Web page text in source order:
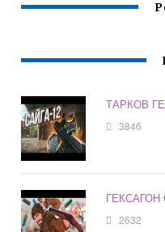
ТАРКОВ
3846
ГЕКСАГОН
2632